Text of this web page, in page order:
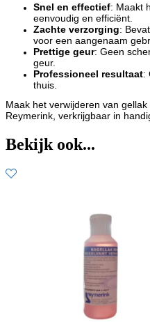
Snel en effectief: Maakt
eenvoudig en efficiënt.
Zachte verzorging:
voor een aangenaam
Prettige geur: Geen
geur.
Professioneel resultaat:
thuis.
Maak het verwijderen van
Reymerink, verkrijgbaar in
Bekijk ook...